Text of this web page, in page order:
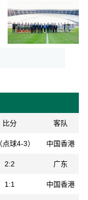
比分 客队
球4-3） 中国香港
2:2 广东
1:1 中国香港